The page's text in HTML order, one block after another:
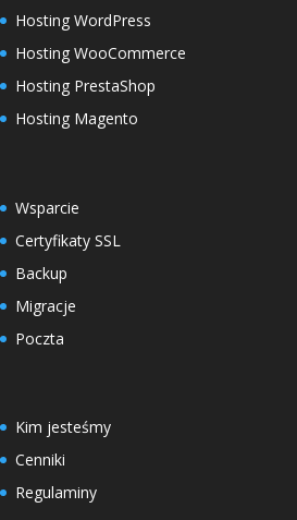
Hosting WordPress
Hosting WooCommerce
Hosting PrestaShop
Hosting Magento
Wsparcie
Certyfikaty SSL
Backup
Migracje
Poczta
Kim jesteśmy
Cenniki
Regulaminy